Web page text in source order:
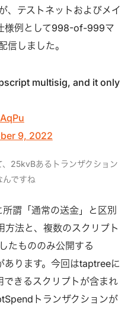
、テストネットおよびメイ
様例として998-of-999マ
信しました。
multisig, and it only
9, 2022
25kvBあるトランザクション
んですね
謂「通常の送金」と区別
法と、複数のスクリプト
たもののみ公開する
ります。今回はtaptreeに
きるスクリプトが含まれ
トランザクションが